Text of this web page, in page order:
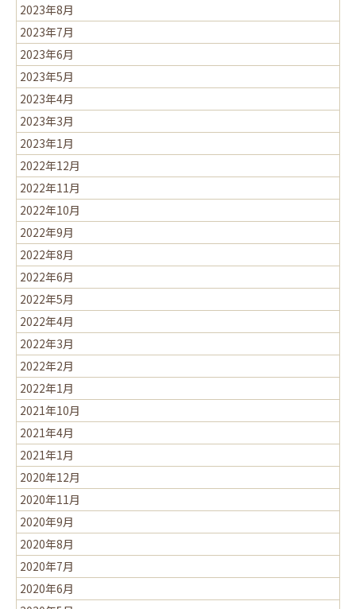
2023年8月
2023年7月
2023年6月
2023年5月
2023年4月
2023年3月
2023年1月
2022年12月
2022年11月
2022年10月
2022年9月
2022年8月
2022年6月
2022年5月
2022年4月
2022年3月
2022年2月
2022年1月
2021年10月
2021年4月
2021年1月
2020年12月
2020年11月
2020年9月
2020年8月
2020年7月
2020年6月